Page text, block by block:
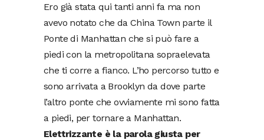
Ero già stata qui tanti anni fa ma non
avevo notato che da China Town parte il
Ponte di Manhattan che si può fare a
piedi con la metropolitana sopraelevata
che ti corre a fianco. L’ho percorso tutto e
sono arrivata a Brooklyn da dove parte
l’altro ponte che ovviamente mi sono fatta
a piedi, per tornare a Manhattan.
Elettrizzante è la parola giusta per